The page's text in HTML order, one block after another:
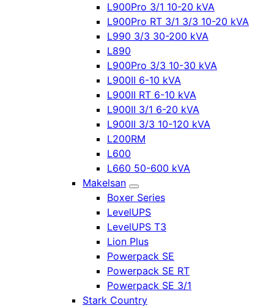
L900Pro 3/1 10-20 kVA
L900Pro RT 3/1 3/3 10-20 kVA
L990 3/3 30-200 kVA
L890
L900Pro 3/3 10-30 kVA
L900II 6-10 kVA
L900II RT 6-10 kVA
L900II 3/1 6-20 kVA
L900II 3/3 10-120 kVA
L200RM
L600
L660 50-600 kVA
Makelsan
Boxer Series
LevelUPS
LevelUPS T3
Lion Plus
Powerpack SE
Powerpack SE RT
Powerpack SE 3/1
Stark Country